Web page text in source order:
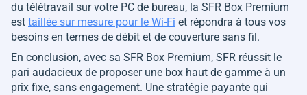
du télétravail sur votre PC de bureau, la SFR Box Premium
est taillée sur mesure pour le Wi-Fi et répondra à tous vos
besoins en termes de débit et de couverture sans fil.
En conclusion, avec sa SFR Box Premium, SFR réussit le
pari audacieux de proposer une box haut de gamme à un
prix fixe, sans engagement. Une stratégie payante qui